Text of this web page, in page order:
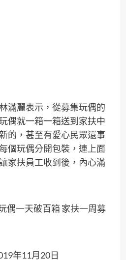
滿麗表示，從募集玩偶的
偶就一箱一箱送到家扶中
的，甚至有愛心民眾還事
個玩偶分開包裝，連上面
家扶員工收到後，內心滿
年11月20日